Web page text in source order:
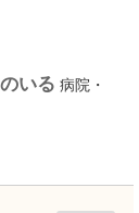
いる 病院・